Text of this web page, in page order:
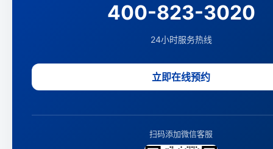
400-823-3020
24小时服务热线
立即在线预约
扫码添加微信客服